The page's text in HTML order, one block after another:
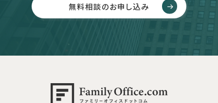
無料相談のお申し込み